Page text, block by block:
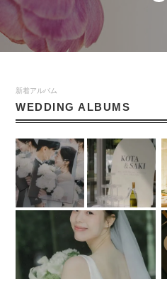
新着アルバム
WEDDING ALBUMS